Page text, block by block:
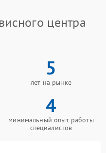
центра
5
лет на рынке
4
минимальный опыт работы
специалистов